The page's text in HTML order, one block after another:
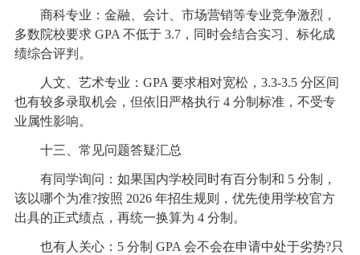
商科专业：金融、会计、市场营销等专业竞争激烈，
多数院校要求 GPA 不低于 3.7，同时会结合实习、标化成
绩综合评判。
人文、艺术专业：GPA 要求相对宽松，3.3-3.5 分区间
也有较多录取机会，但依旧严格执行 4 分制标准，不受专
业属性影响。
十三、常见问题答疑汇总
有同学询问：如果国内学校同时有百分制和 5 分制，
该以哪个为准?按照 2026 年招生规则，优先使用学校官方
出具的正式绩点，再统一换算为 4 分制。
也有人关心：5 分制 GPA 会不会在申请中处于劣势?只